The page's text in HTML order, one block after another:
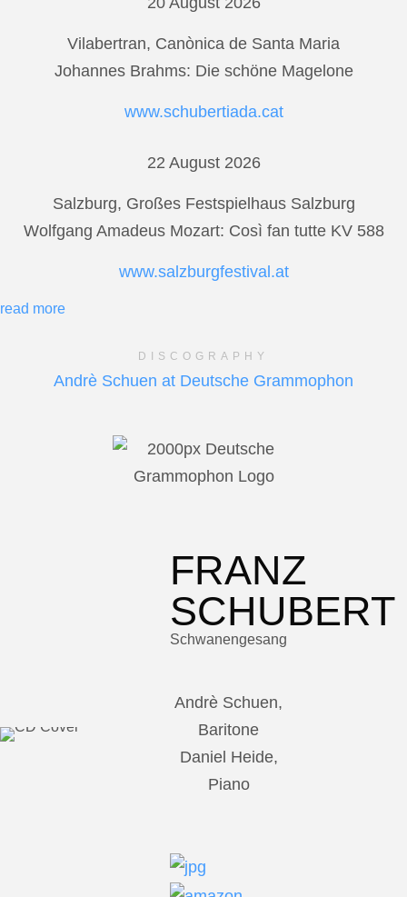
Vilabertran, Canònica de Santa Maria
Johannes Brahms: Die schöne Magelone
www.schubertiada.cat
22 August 2026
Salzburg, Großes Festspielhaus Salzburg
Wolfgang Amadeus Mozart: Così fan tutte KV 588
www.salzburgfestival.at
read more
DISCOGRAPHY
Andrè Schuen at Deutsche Grammophon
FRANZ
SCHUBERT
Schwanengesang
Andrè Schuen,
Baritone
Daniel Heide,
Piano